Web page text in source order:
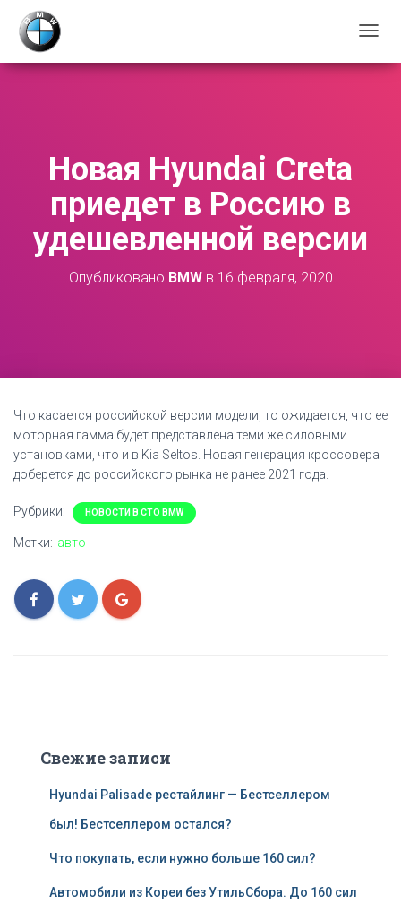
Е
Новая Hyundai Creta
приедет в Россию в
удешевленной версии
Опубликовано BMWв 16 февраля, 2020
Что касается российской версии модели, то ожидается, что ее
моторная гамма будет представлена теми же силовыми
установками, что и в Kia Seltos. Новая генерация кроссовера
доберется до российского рынка не ранее 2021 года.
Рубрики: НОВОСТИ В СТО BMW
Метки: авто
Свежие записи
Hyundai Palisade рестайлинг — Бестселлером
был! Бестселлером остался?
Что покупать, если нужно больше 160 сил?
Автомобили из Кореи без УтильСбора. До 160 сил